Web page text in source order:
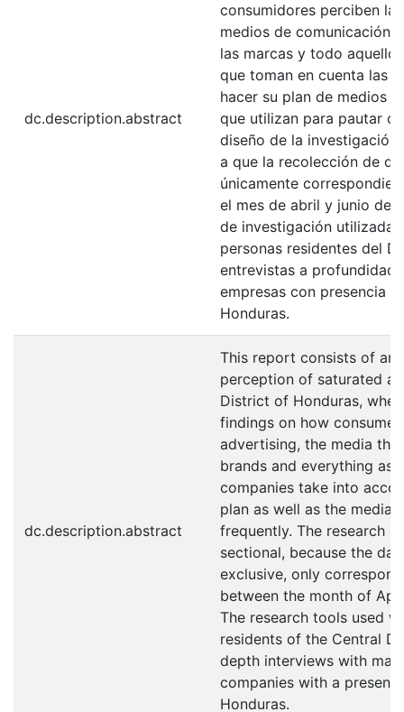
dc.description.abstract
consumidores perciben la
medios de comunicación
las marcas y todo
que toman en cuenta las
hacer su plan de medios
que utilizan para pautar
diseño de la
a que la recolección de
únicamente
el mes de abril y junio del
de investigación
personas residentes del
entrevistas a profundidad
empresas con presencia
Honduras.
dc.description.abstract
This report consists of an
perception of saturated
District of Honduras,
findings on how
advertising, the media
brands and everything
companies take into
plan as well as the media
frequently. The research
sectional, because the
exclusive, only
between the month of
The research tools used
residents of the Central
depth interviews with
companies with a
Honduras.